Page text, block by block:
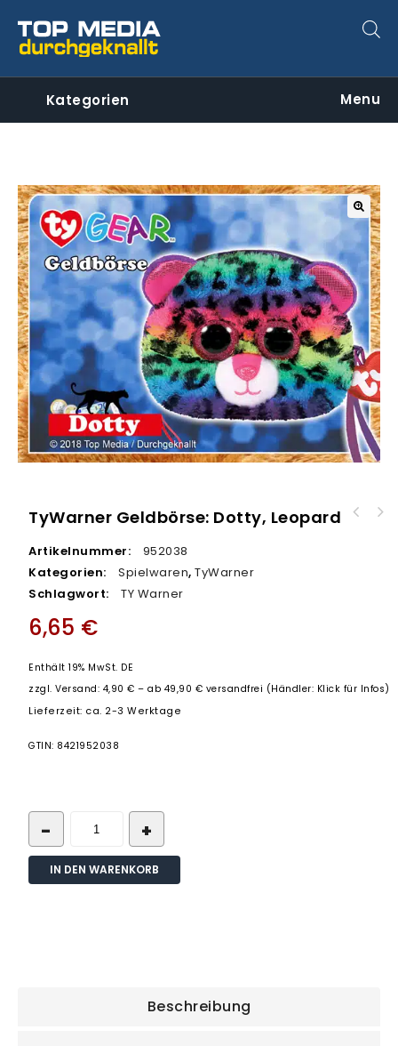
Kategorien Menu
🔍
TyWarner Geldbörse: Dotty, Leopard
Artikelnummer:
952038
Kategorien:
Spielwaren,TyWarner
Schlagwort:
TY Warner
6,65 €
Enthält 19% MwSt. DE
zzgl.Versand: 4,90 € – ab 49,90 € versandfrei (Händler: Klick für Infos)
Lieferzeit: ca. 2-3 Werktage
GTIN: 8421952038
IN DEN WARENKORB
Beschreibung